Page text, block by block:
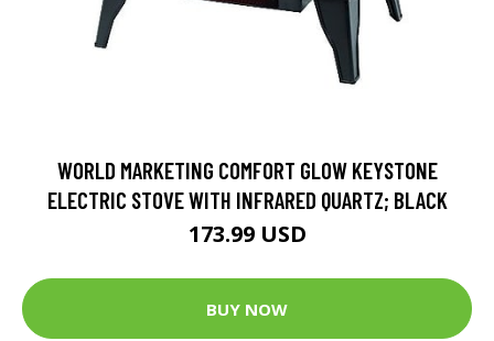
WORLD MARKETING COMFORT GLOW KEYSTONE
ELECTRIC STOVE WITH INFRARED QUARTZ; BLACK
173.99 USD
BUY NOW